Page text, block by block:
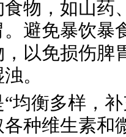
物，如山药
避免暴饮暴
以免损伤脾
。
衡多样，补
种维生素和